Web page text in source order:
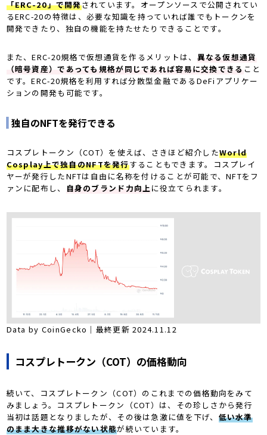
「ERC-20」で開発されています。オープンソースで公開されてい
るERC-20の特徴は、必要な知識を持っていれば誰でもトークンを
開発できたり、独自の機能を持たせたりできることです。
また、ERC-20規格で仮想通貨を作るメリットは、 異なる仮想通貨
（暗号資産）であっても規格が同じであれば容易に交換できる こと
です。ERC-20規格を利用すれば分散型金融であるDeFiアプリケー
ションの開発も可能です。
独自のNFTを発行できる
コスプレトークン（COT）を使えば、さきほど紹介したWorld
Cosplay上で独自のNFTを発行することもできます。コスプレイ
ヤーが発行したNFTは自由に名称を付けることが可能で、NFTをフ
ァンに配布し、 自身のブランド力向上に役立てられます。
Data by CoinGecko｜最終更新 2024.11.12
コスプレトークン（COT）の価格動向
続いて、コスプレトークン（COT）のこれまでの価格動向をみて
みましょう。コスプレトークン（COT）は、その珍しさから発行
当初は話題となりましたが、その後は急激に値を下げ、 低い水準
のまま大きな推移がない状態が続いています。